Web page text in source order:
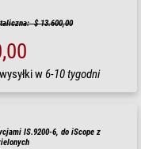
$ 13.600,00
w6-10 tygodni
IS.9200-6, do iScope z